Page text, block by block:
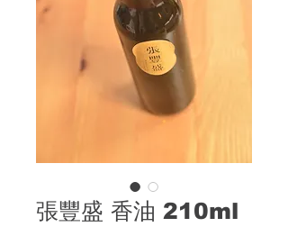
張豐盛 香油 210ml